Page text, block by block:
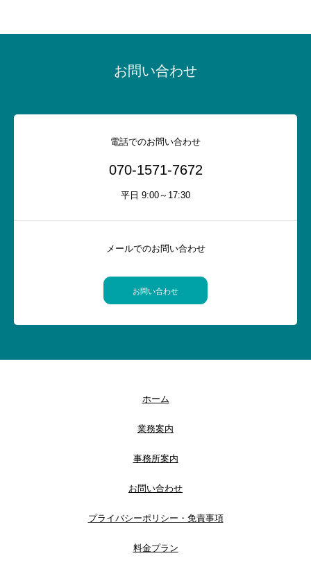
お問い合わせ
電話でのお問い合わせ
070-1571-7672
平日 9:00～17:30
メールでのお問い合わせ
お問い合わせ
ホーム
業務案内
事務所案内
お問い合わせ
プライバシーポリシー・免責事項
料金プラン
業務案内
TEL : 070-1571-7672